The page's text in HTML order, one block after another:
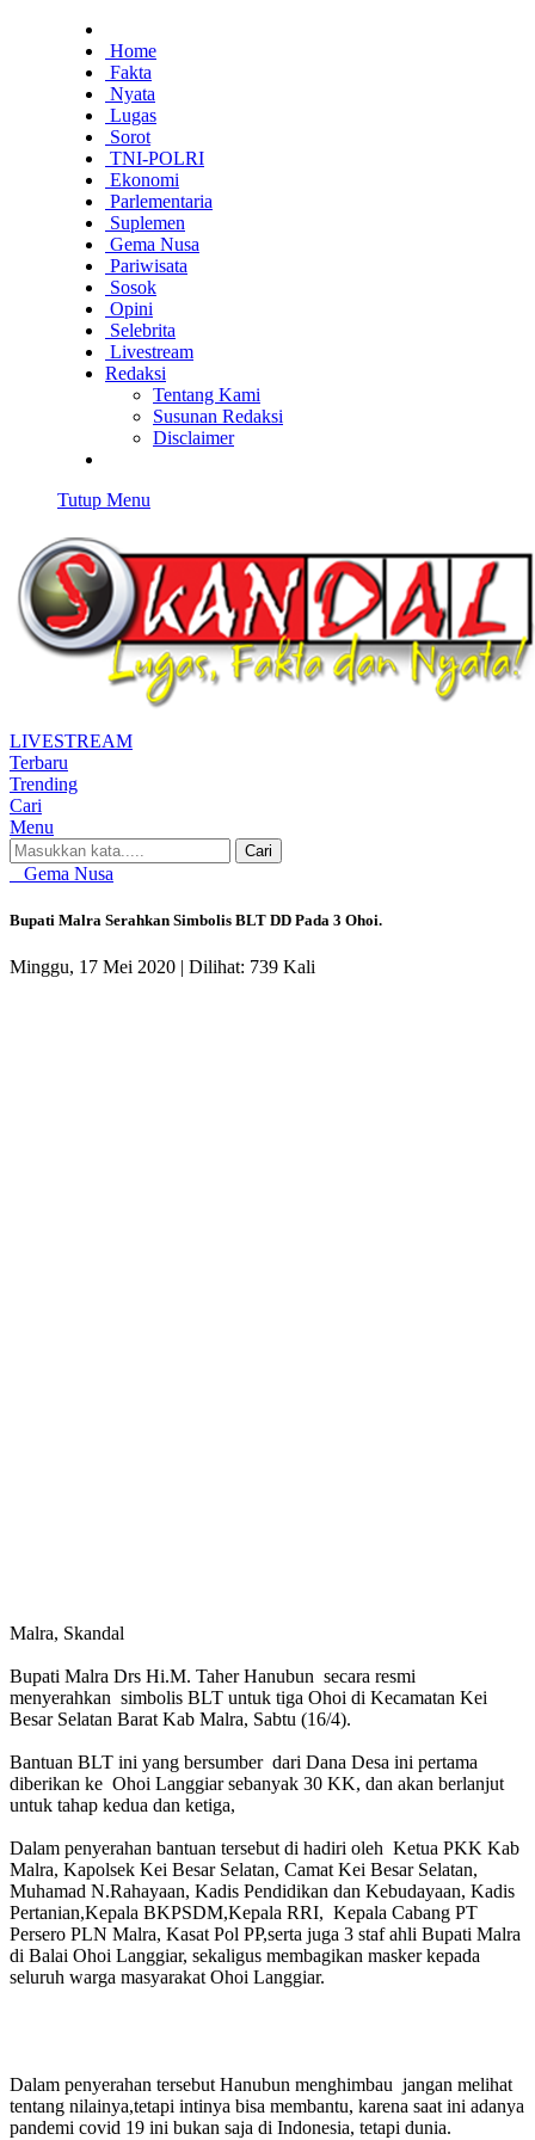
Home
Fakta
Nyata
Lugas
Sorot
TNI-POLRI
Ekonomi
Parlementaria
Suplemen
Gema Nusa
Pariwisata
Sosok
Opini
Selebrita
Livestream
Redaksi
Tentang Kami
Susunan Redaksi
Disclaimer
Tutup Menu
LIVESTREAM
Terbaru
Trending
Cari
Menu
Cari
Gema Nusa
Bupati Malra Serahkan Simbolis BLT DD Pada 3 Ohoi.
Minggu, 17 Mei 2020 | Dilihat: 739 Kali
Malra, Skandal
Bupati Malra Drs Hi.M. Taher Hanubun secara resmi
menyerahkan simbolis BLT untuk tiga Ohoi di Kecamatan Kei
Besar Selatan Barat Kab Malra, Sabtu (16/4).
Bantuan BLT ini yang bersumber dari Dana Desa ini pertama
diberikan ke Ohoi Langgiar sebanyak 30 KK, dan akan berlanjut
untuk tahap kedua dan ketiga,
Dalam penyerahan bantuan tersebut di hadiri oleh Ketua PKK Kab
Malra, Kapolsek Kei Besar Selatan, Camat Kei Besar Selatan,
Muhamad N.Rahayaan, Kadis Pendidikan dan Kebudayaan, Kadis
Pertanian,Kepala BKPSDM,Kepala RRI, Kepala Cabang PT
Persero PLN Malra, Kasat Pol PP,serta juga 3 staf ahli Bupati Malra
di Balai Ohoi Langgiar, sekaligus membagikan masker kepada
seluruh warga masyarakat Ohoi Langgiar.
Dalam penyerahan tersebut Hanubun menghimbau jangan melihat
tentang nilainya,tetapi intinya bisa membantu, karena saat ini adanya
pandemi covid 19 ini bukan saja di Indonesia, tetapi dunia.